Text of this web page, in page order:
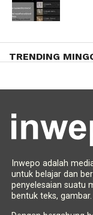
TRENDING
Inwepo adalah
untuk belajar dan
penyelesaian suatu
bentuk teks,